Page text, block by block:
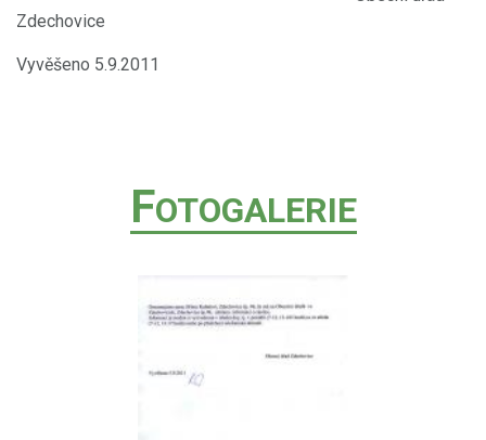
Zdechovice
Vyvěšeno 5.9.2011
FOTOGALERIE